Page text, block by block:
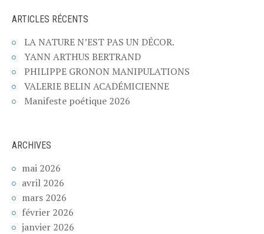
ARTICLES RÉCENTS
LA NATURE N’EST PAS UN DÉCOR.
YANN ARTHUS BERTRAND
PHILIPPE GRONON MANIPULATIONS
VALERIE BELIN ACADÉMICIENNE
Manifeste poétique 2026
ARCHIVES
mai 2026
avril 2026
mars 2026
février 2026
janvier 2026